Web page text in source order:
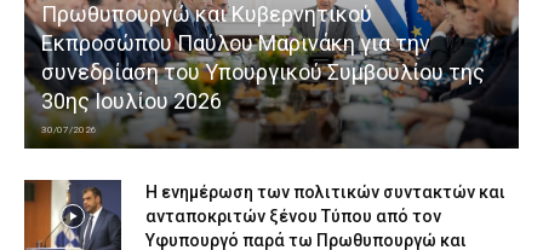
Πρωθυπουργώ και Κυβερνητικού
Εκπροσώπου Παύλου Μαρινάκη για την
συνεδρίαση του Υπουργικού Συμβουλίου της
30ης Ιουλίου 2026
30/07/2026
Η ενημέρωση των πολιτικών συντακτών και
ανταποκριτών ξένου Τύπου από τον
Υφυπουργό παρά τω Πρωθυπουργώ και